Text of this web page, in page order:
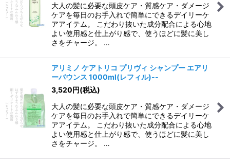
大人の髪に必要な頭皮ケア・質感ケア・ダメージ
ケアを毎日のお手入れで簡単にできるデイリーケ
アアイテム。 こだわり抜いた成分配合による心地
よい使用感と仕上がり感で、使うほどに髪に美し
さをチャージ。 …
アリミノ ケアトリコ プリヴィ シャンプー エアリ
ーバウンス 1000ml(レフィル)--
3,520円(税込)
大人の髪に必要な頭皮ケア・質感ケア・ダメージ
ケアを毎日のお手入れで簡単にできるデイリーケ
アアイテム。 こだわり抜いた成分配合による心地
よい使用感と仕上がり感で、使うほどに髪に美し
さをチャージ。 …